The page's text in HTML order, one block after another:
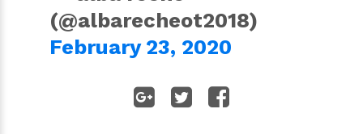
(@albarecheot2018)
February 23, 2020